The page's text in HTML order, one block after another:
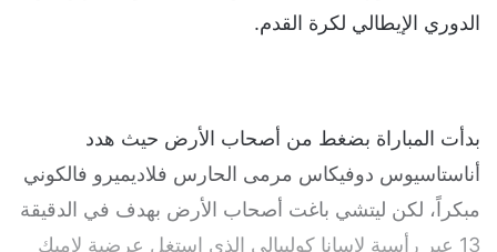
الدوري الإيطالي لكرة القدم.
بدأت المباراة بضغط من أصحاب الأرض حيث هدد
أناستاسيوس دوفيكاس مرمى الحارس فلاديميرو فالكوني
مبكراً، لكن ليتشي باغت أصحاب الأرض بهدف في الدقيقة
13 عبر رأسية لاسانا كوليبالي الذي استغل عرضية لاميك